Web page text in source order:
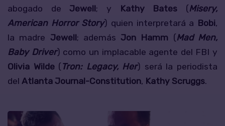
abogado de Jewell ; y Kathy Bates ( Misery,
American Horror Story) quien interpretará a Bobi,
la madre Jewell ; además Jon Hamm ( Mad Men,
Baby Driver) como un implacable agente del FBI y
Olivia Wilde( Tron: Legacy, Her) será la periodista
del Atlanta Journal-Constitution, Kathy Scruggs.